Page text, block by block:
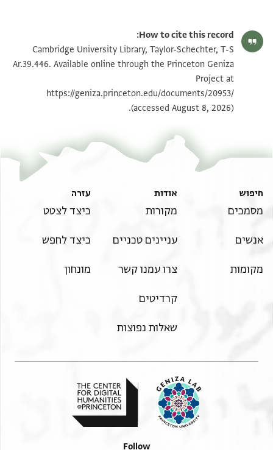
T-S Ar.39.446 1v הגדל וסובב
תנאי היתר שימוש בתצלום
How to cite this record:
Cambridge University Library, Taylor-Schechter, T-S
Ar.39.446. Available online through the Princeton Geniza
Project at
https://geniza.princeton.edu/documents/20953/
(accessed August 8, 2026).
חיפוש
מסמכים
אנשים
מקומות
אודות
מקורות
עניינים טכניים
צרו עמנו קשר
קרדיטים
שאלות נפוצות
עזרה
כיצד לצטט
כיצד לחפש
מונחון
Follow